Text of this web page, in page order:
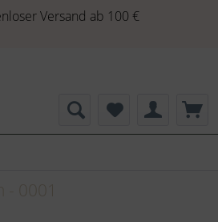
Versand ab 100 €